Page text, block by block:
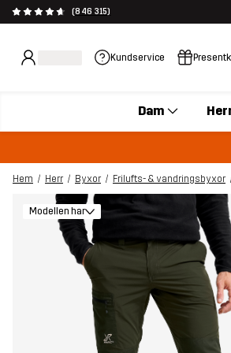
(846 315)
Kundservice
Dam
Hem Herr Byxor Frilufts- & vandringsbyxor
Modellen har